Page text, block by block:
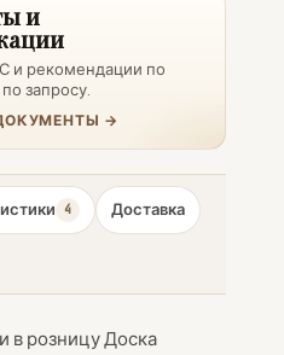
и
и рекомендации по
запросу.
→
4 Доставка
в розницу Доска